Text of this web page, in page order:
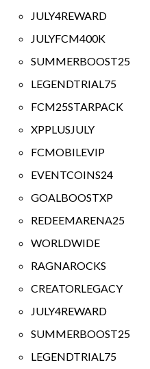
JULY4REWARD
JULYFCM400K
SUMMERBOOST25
LEGENDTRIAL75
FCM25STARPACK
XPPLUSJULY
FCMOBILEVIP
EVENTCOINS24
GOALBOOSTXP
REDEEMARENA25
WORLDWIDE
RAGNAROCKS
CREATORLEGACY
JULY4REWARD
SUMMERBOOST25
LEGENDTRIAL75